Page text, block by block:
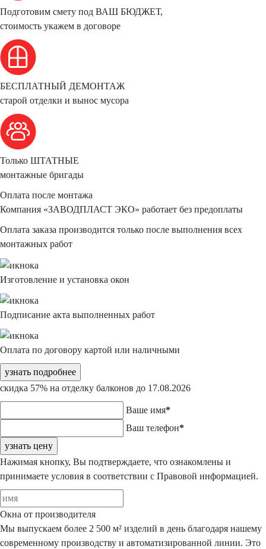
Подготовим смету под ВАШ БЮДЖЕТ,
стоимость укажем в договоре
БЕСПЛАТНЫЙ ДЕМОНТАЖ
старой отделки и вынос мусора
Только ШТАТНЫЕ
монтажные бригады
Оплата после монтажа
Компания «ЗАВОДПЛАСТ ЭКО» работает без предоплаты
Оплата заказа производится только после выполнения всех
монтажных работ
Изготовление и установка окон
Подписание акта выполненных работ
Оплата по договору картой или наличными
узнать подробнее
скидка 57% на отделку балконов до 17.08.2026
Ваше имя*
Ваш телефон*
узнать цену
Нажимая кнопку, Вы подтверждаете, что ознакомлены и
принимаете условия в соответствии с Правовой информацией.
Окна от производителя
Мы выпускаем более 2 500 м² изделий в день благодаря нашему
современному производству и автоматизированной линии. Это